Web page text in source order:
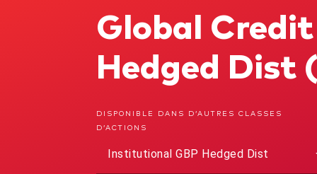
ETFs
Global
Hedged Dist
DISPONIBLE DANS D’AUTRES CLASSES
D’ACTIONS
Institutional GBP Hedged Dist